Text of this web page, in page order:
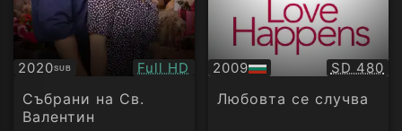
2020SUB
Субтитри Качество:
Full HD
Събрани на Св.
Валентин
2009
БГ
аудио
SD 480
Любовта се случва